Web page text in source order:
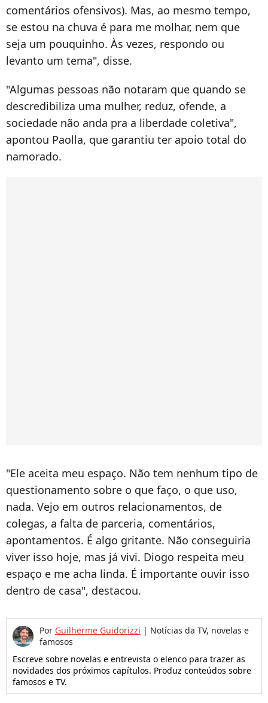
comentários ofensivos). Mas, ao mesmo tempo,
se estou na chuva é para me molhar, nem que
seja um pouquinho. Às vezes, respondo ou
levanto um tema", disse.
"Algumas pessoas não notaram que quando se
descredibiliza uma mulher, reduz, ofende, a
sociedade não anda pra a liberdade coletiva",
apontou Paolla, que garantiu ter apoio total do
namorado.
"Ele aceita meu espaço. Não tem nenhum tipo de
questionamento sobre o que faço, o que uso,
nada. Vejo em outros relacionamentos, de
colegas, a falta de parceria, comentários,
apontamentos. É algo gritante. Não conseguiria
viver isso hoje, mas já vivi. Diogo respeita meu
espaço e me acha linda. É importante ouvir isso
dentro de casa", destacou.
Por Guilherme Guidorizzi | Notícias da TV, novelas e
famosos
Escreve sobre novelas e entrevista o elenco para trazer as
novidades dos próximos capítulos. Produz conteúdos sobre
famosos e TV.